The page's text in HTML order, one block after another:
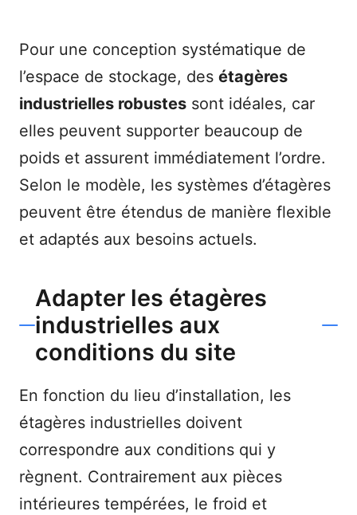
Pour une conception systématique de
l’espace de stockage, des étagères
industrielles robustes sont idéales, car
elles peuvent supporter beaucoup de
poids et assurent immédiatement l’ordre.
Selon le modèle, les systèmes d’étagères
peuvent être étendus de manière flexible
et adaptés aux besoins actuels.
Adapter les étagères
industrielles aux
conditions du site
En fonction du lieu d’installation, les
étagères industrielles doivent
correspondre aux conditions qui y
règnent. Contrairement aux pièces
intérieures tempérées, le froid et